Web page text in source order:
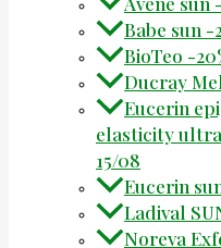
Babe sun -
BioTeo -
Ducray
Eucerin
elasticity
15/08
Eucerin
Ladival
Noreva